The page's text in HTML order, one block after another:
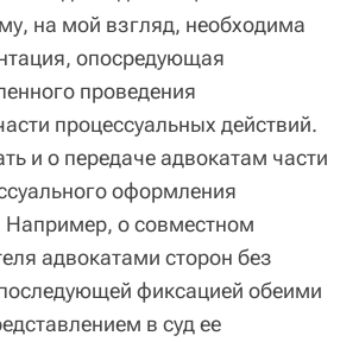
на мой взгляд, необходима
опосредующая
проведения
процессуальных действий.
и о передаче адвокатам части
оформления
Например, о совместном
адвокатами сторон без
фиксацией обеими
в суд ее